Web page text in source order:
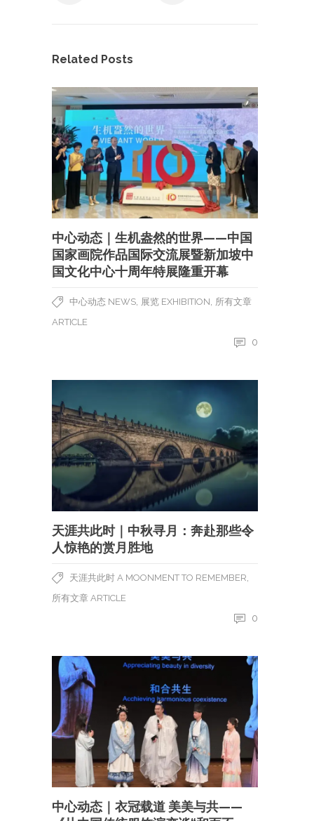
Related Posts
中心动态｜生机盎然的世界——中国
国家画院作品国际交流展暨新加坡中
国文化中心十周年特展隆重开幕
中心动态 NEWS 展览 EXHIBITION 所有文章
ARTICLE
0
天涯共此时｜中秋寻月：奔赴那些令
人惊艳的赏月胜地
天涯共此时 A MOONMENT TO REMEMBER
所有文章 ARTICLE
0
中心动态｜衣冠载道 美美与共——